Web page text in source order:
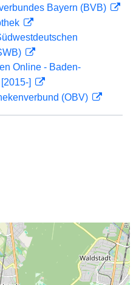
Bayern (BVB)
Online - Baden-
]
(OBV)